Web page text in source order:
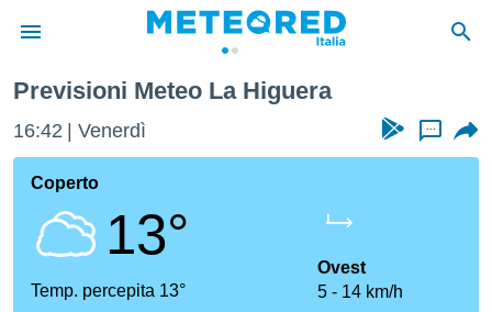
di
per
le
Previsioni Meteo La Higuera
16:42 Venerdì ...
Coperto
13°
Temp. percepita 13°
Ovest
5
14 km/h